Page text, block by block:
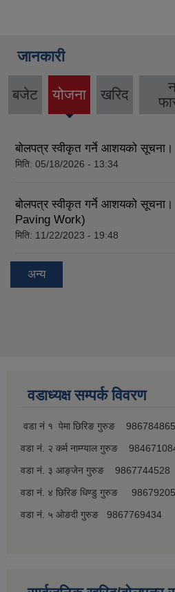
जानकारी
बजेट योजना
(active
tab)
खरिद
बोलपत्र स्वीकृत गर्ने आशयको सूचना।
मिति: 05/18/2026 - 13:34
बोलपत्र स्वीकृत गर्ने आशयको
Paving Work)
मिति: 11/22/2023 - 19:48
अन्य
वडाध्यक्ष सम्पर्क विवरण
वडा नं १ पेमा छिरिङ गुरुङ
वडा नं. २ कर्म नाम्ग्याल गुरुङ
वडा नं. ३ आङ्जेन गुरुङ 9867744528
वडा नं. ४ छिरिङ धिण्डु गुरुङ
वडा नं. ५ ओङदी गुरुङ 9867769434